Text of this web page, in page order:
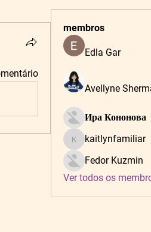
membros
Edla Gar
Avellyne
Ира Кононова
kaitlynfamiliar
kaitlynfamiliar
Fedor Kuzmin
Ver todos os